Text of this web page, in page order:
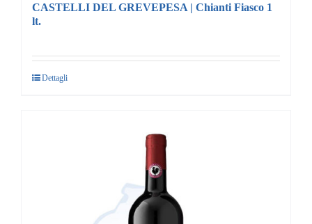
CASTELLI DEL GREVEPESA | Chianti Fiasco 1
lt.
Dettagli